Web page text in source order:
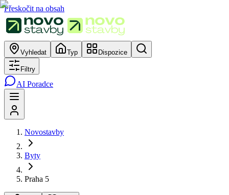
Přeskočit na obsah
Vyhledat Typ Dispozice
Filtry
AI Poradce
Novostavby
Byty
Praha 5